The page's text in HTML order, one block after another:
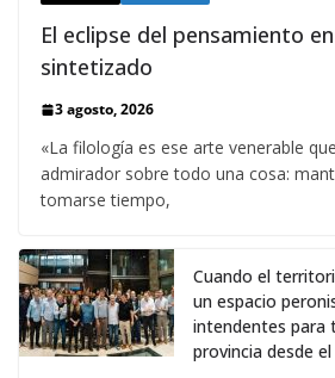
El eclipse del pensamiento
sintetizado
3 agosto, 2026
«La filología es ese arte venerable
admirador sobre todo una cosa:
tomarse tiempo,
Cuando el
un espacio
intendentes para
provincia desde